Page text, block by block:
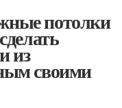
потолки
из
своими